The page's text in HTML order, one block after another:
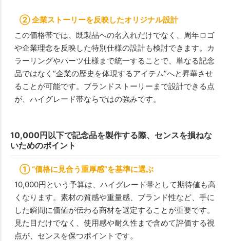
② 企業ストーリーを反映したオリジナル設計
この価格帯では、既製品への名入れだけでなく、周年ロゴ
や企業理念を反映した特別仕様の設計も検討できます。カ
ラーリングやパーツ仕様まで統一することで、単なる記念
品ではなく“企業の歴史を体現するアイテム”へと昇華させ
ることが可能です。ブランドストーリーまで設計できる点
が、ハイグレード帯ならではの強みです。
10,000円以下で記念品を製作する際、センスを損ねな
いためのポイント
① “価格に見合う重厚感”を基準に選ぶ
10,000円という予算は、ハイグレード帯として期待値も高
くなります。素材の質感や重量感、ブランド性など、手に
した瞬間に価値が伝わる商材を選定することが重要です。
見た目だけでなく、使用感や耐久性まで含めて評価する視
点が、センスを保つポイントです。